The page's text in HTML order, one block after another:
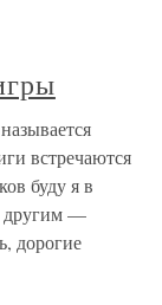
встречаются
буду я в
другим —
дорогие